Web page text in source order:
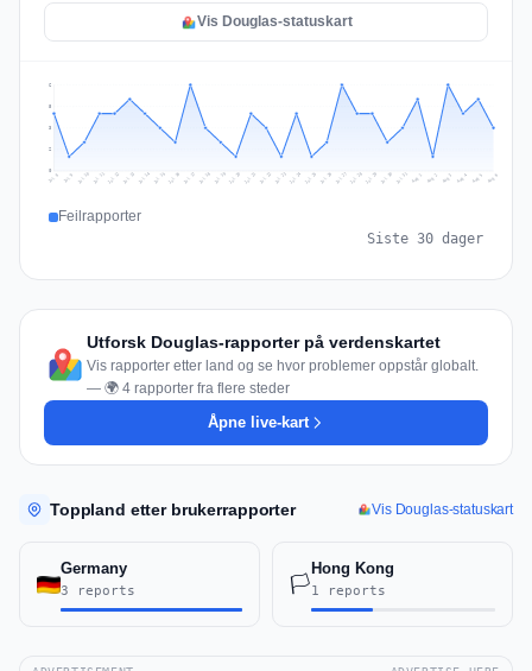
Vis Douglas-statuskart
2
3
5
6
Jul 8 Jul 9 Jul 10 Jul 11 Jul 12 Jul 13 Jul 14 Jul 15 Jul 16 Jul 17 Jul 18 Jul 19 Jul 20 Jul 21 Jul 22 Jul 23 Jul 24 Jul 25 Jul 26 Jul 27 Jul 28 Jul 29 Jul 30 Jul 31 Aug 1 Aug 2 Aug 3 Aug 4 Aug 5 Aug 6
Feilrapporter
Siste 30 dager
Utforsk Douglas-rapporter på verdenskartet
Vis rapporter etter land og se hvor problemer oppstår globalt.
— 🌍 4 rapporter fra flere steder
Åpne live-kart
Toppland etter brukerrapporter Vis Douglas-statuskart
Germany
3 reports 🏳️
Hong Kong
1 reports